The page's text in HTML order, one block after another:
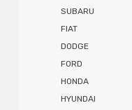
SUBARU
FIAT
DODGE
FORD
HONDA
HYUNDAI